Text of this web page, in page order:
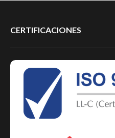
CERTIFICACIONES